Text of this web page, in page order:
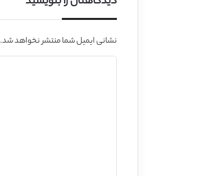
نشانی ایمیل شما منتشر نخواهد شد.